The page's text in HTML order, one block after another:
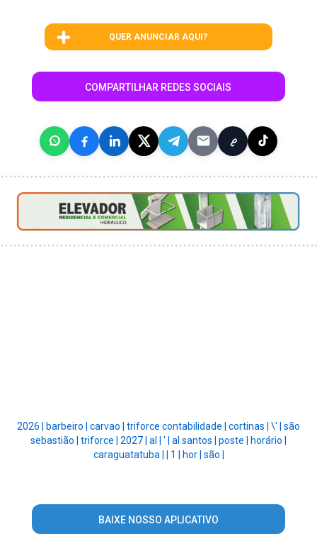
QUER ANUNCIAR AQUI?
COMPARTILHAR REDES SOCIAIS
2026 | barbeiro | carvao | triforce contabilidade | cortinas | \' | são
sebastião | triforce | 2027 | al | ' | al santos | poste |
horário |
caraguatatuba |
1 | hor | são |
BAIXE NOSSO APLICATIVO